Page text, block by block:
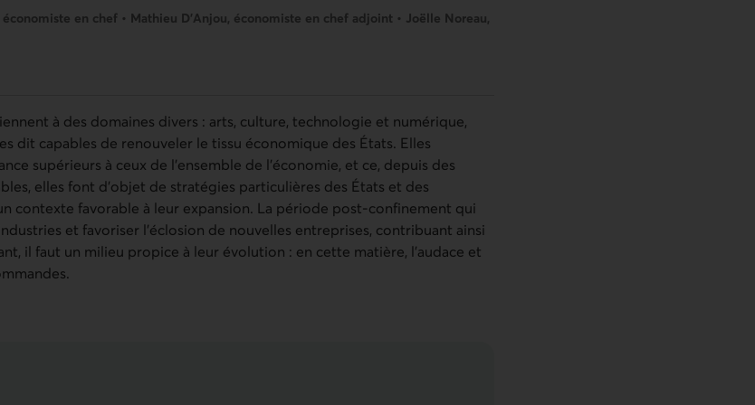
en chef • Mathieu D’Anjou, économiste en chef adjoint • Joëlle Noreau,
à des domaines divers : arts, culture, technologie et numérique,
dit capables de renouveler le tissu économique des États. Elles
supérieurs à ceux de l’ensemble de l’économie, et ce, depuis des
elles font d’objet de stratégies particulières des États et des
contexte favorable à leur expansion. La période post-confinement qui
et favoriser l’éclosion de nouvelles entreprises, contribuant ainsi
il faut un milieu propice à leur évolution : en cette matière, l’audace et